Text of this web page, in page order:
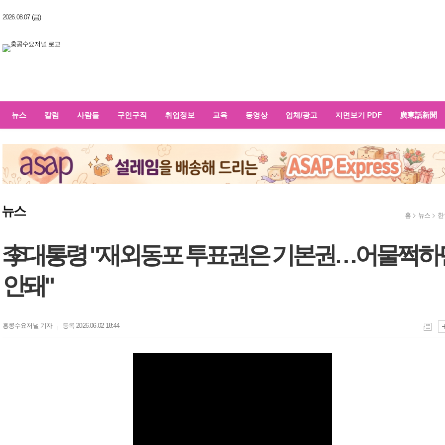
2026.08.07 (금)
뉴스 칼럼 사람들 구인구직 취업정보 교육 동영상 업체/광고 지면보기 PDF 廣東話新聞
뉴스 홈 뉴스
李대통령 "재외동포 투표권은 기본권…어물쩍하
안돼"
홍콩수요저널 기자 등록 2026.06.02 18:44